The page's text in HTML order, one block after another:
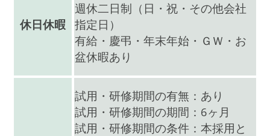
休日休暇
週休二日制（日・祝・その他会社
指定日）
有給・慶弔・年末年始・ＧＷ・お
盆休暇あり
試用・研修期間の有無：あり
試用・研修期間の期間：6ヶ月
試用・研修期間の条件：本採用と